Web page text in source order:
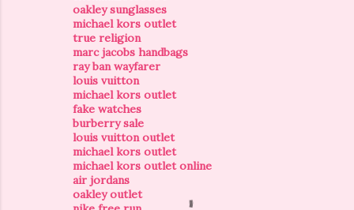
oakley sunglasses
michael kors outlet
true religion
marc jacobs handbags
ray ban wayfarer
louis vuitton
michael kors outlet
fake watches
burberry sale
louis vuitton outlet
michael kors outlet
michael kors outlet online
air jordans
oakley outlet